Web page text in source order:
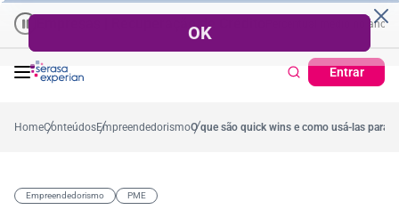
| Recuperação de Crédito 38,7%
Entrar
57,2% Cartão de Crédito | Cadastro
HomeConteúdosEmpreendedorismoO que são quick wins e como usá-las para
Empreendedorismo PME